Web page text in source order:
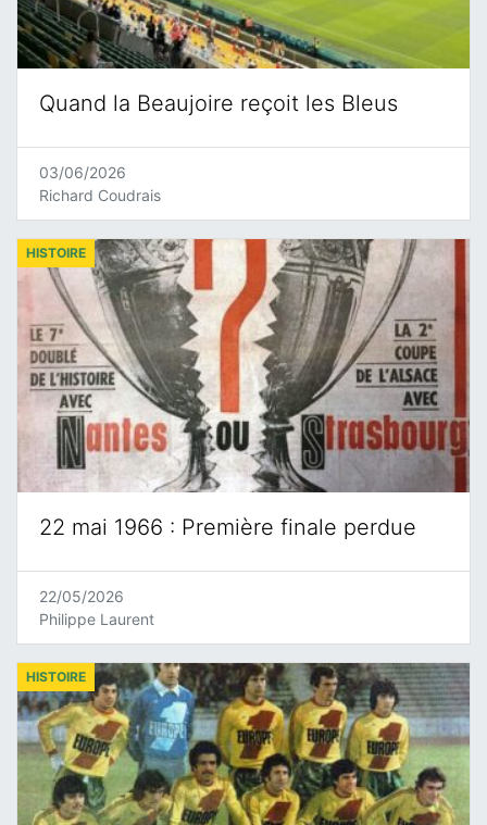
Quand la Beaujoire reçoit les Bleus
03/06/2026
Richard Coudrais
22 mai 1966 : Première finale perdue
HISTOIRE
22/05/2026
Philippe Laurent
HISTOIRE